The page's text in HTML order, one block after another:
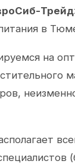
в
на